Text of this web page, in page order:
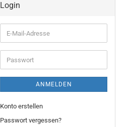
Login
E-
Mail-
Adresse
Passwort
ANMELDEN
Konto erstellen
Passwort vergessen?